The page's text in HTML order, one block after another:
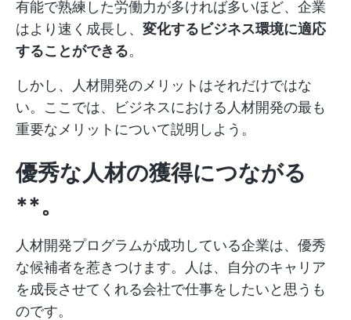
有能で熟練した労働力が多ければ多いほど、企業
はより速く成長し、 変化するビジネス環境に適応
することができる。
しかし、人材開発のメリットはそれだけではな
い。ここでは、ビジネスにおける人材開発の最も
重要なメリットについて説明しよう。
優秀な人材の獲得につながる
**。
人材開発プログラムが成功している企業は、優秀
な候補者を惹きつけます。人は、自分のキャリア
を成長させてくれる会社で仕事をしたいと思うも
のです。